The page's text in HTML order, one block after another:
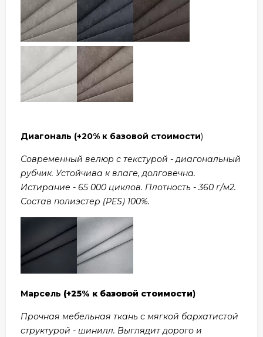
Диагональ (+20% к базовой стоимости)
Современный велюр с текстурой - диагональный
рубчик. Устойчива к влаге, долговечна.
Истирание - 65 000 циклов. Плотность - 360 г/м2.
Состав полиэстер (PES) 100%.
Марсель (+25% к базовой стоимости)
Прочная мебельная ткань с мягкой бархатистой
структурой - шинилл. Выглядит дорого и